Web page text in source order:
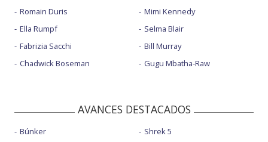
Romain Duris
Ella Rumpf
Fabrizia Sacchi
Chadwick Boseman
Mimi Kennedy
Selma Blair
Bill Murray
Gugu Mbatha-Raw
AVANCES DESTACADOS
Búnker
Shrek 5